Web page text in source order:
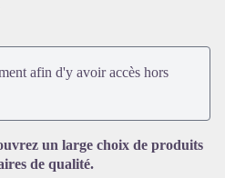
afin d'y avoir accès hors
un large choix de produits
de qualité.